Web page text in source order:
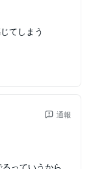
てしまう
通報